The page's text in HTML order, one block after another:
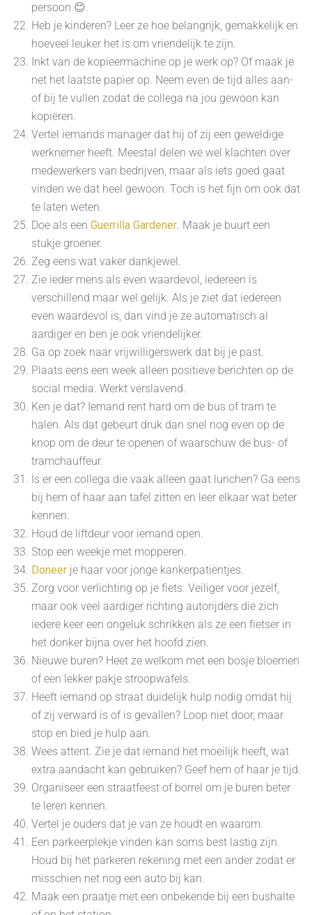
persoon 😊.
Heb je kinderen? Leer ze hoe belangrijk, gemakkelijk en
hoeveel leuker het is om vriendelijk te zijn.
Inkt van de kopieermachine op je werk op? Of maak je
net het laatste papier op. Neem even de tijd alles aan-
of bij te vullen zodat de collega na jou gewoon kan
kopiëren.
Vertel iemands manager dat hij of zij een geweldige
werknemer heeft. Meestal delen we wel klachten over
medewerkers van bedrijven, maar als iets goed gaat
vinden we dat heel gewoon. Toch is het fijn om ook dat
te laten weten.
Doe als een Guerrilla Gardener. Maak je buurt een
stukje groener.
Zeg eens wat vaker dankjewel.
Zie ieder mens als even waardevol, iedereen is
verschillend maar wel gelijk. Als je ziet dat iedereen
even waardevol is, dan vind je ze automatisch al
aardiger en ben je ook vriendelijker.
Ga op zoek naar vrijwilligerswerk dat bij je past.
Plaats eens een week alleen positieve berichten op de
social media. Werkt verslavend.
Ken je dat? Iemand rent hard om de bus of tram te
halen. Als dat gebeurt druk dan snel nog even op de
knop om de deur te openen of waarschuw de bus- of
tramchauffeur.
Is er een collega die vaak alleen gaat lunchen? Ga eens
bij hem of haar aan tafel zitten en leer elkaar wat beter
kennen.
Houd de liftdeur voor iemand open.
Stop een weekje met mopperen.
Doneer je haar voor jonge kankerpatiëntjes.
Zorg voor verlichting op je fiets. Veiliger voor jezelf,
maar ook veel aardiger richting autorijders die zich
iedere keer een ongeluk schrikken als ze een fietser in
het donker bijna over het hoofd zien.
Nieuwe buren? Heet ze welkom met een bosje bloemen
of een lekker pakje stroopwafels.
Heeft iemand op straat duidelijk hulp nodig omdat hij
of zij verward is of is gevallen? Loop niet door, maar
stop en bied je hulp aan.
Wees attent. Zie je dat iemand het moeilijk heeft, wat
extra aandacht kan gebruiken? Geef hem of haar je tijd.
Organiseer een straatfeest of borrel om je buren beter
te leren kennen.
Vertel je ouders dat je van ze houdt en waarom.
Een parkeerplekje vinden kan soms best lastig zijn.
Houd bij het parkeren rekening met een ander zodat er
misschien net nog een auto bij kan.
Maak een praatje met een onbekende bij een bushalte